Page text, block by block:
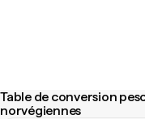
Table de conversion
norvégiennes